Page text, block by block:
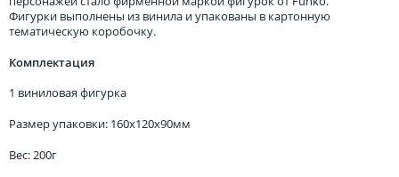
Фигурки выполнены из винила и упакованы в картонную
тематическую коробочку.
Комплектация
1 виниловая фигурка
Размер упаковки: 160x120x90мм
Вес: 200г